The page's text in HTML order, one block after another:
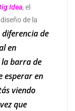
Idea, el
de la
diferencia de
en
barra de
esperar en
viendo
que